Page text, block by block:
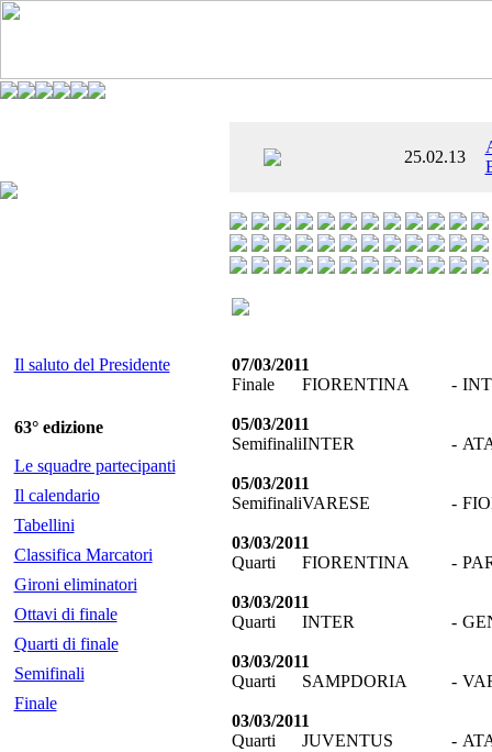
25.02.13
Il saluto del Presidente
63° edizione
Le squadre partecipanti
Il calendario
Tabellini
Classifica Marcatori
Gironi eliminatori
Ottavi di finale
Quarti di finale
Semifinali
Finale
07/03/2011
Finale
FIORENTINA -
05/03/2011
SemifinaliINTER -
05/03/2011
SemifinaliVARESE -
03/03/2011
Quarti
FIORENTINA -
03/03/2011
Quarti
INTER -
03/03/2011
Quarti
SAMPDORIA -
03/03/2011
Quarti
JUVENTUS -